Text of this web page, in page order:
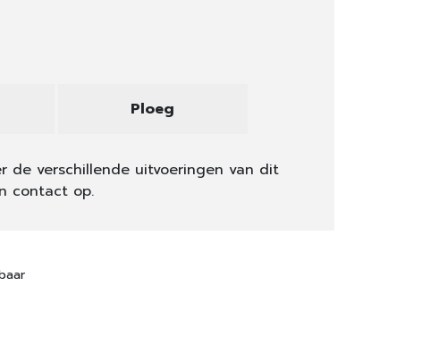
Ploeg
de verschillende uitvoeringen van dit
contact op.